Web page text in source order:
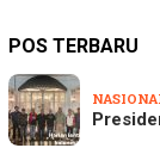
POS TERBARU